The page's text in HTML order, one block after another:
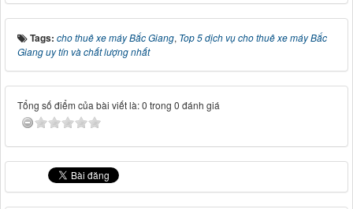
Tags: cho thuê xe máy Bắc Giang, Top 5 dịch vụ cho thuê xe máy Bắc
Giang uy tín và chất lượng nhất
Tổng số điểm của bài viết là: 0 trong 0 đánh giá